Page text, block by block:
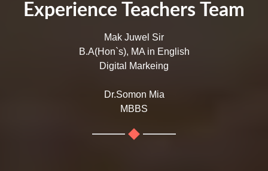
Experience Teachers Team
Mak Juwel Sir
B.A(Hon`s), MA in English
Digital Markeing
Dr.Somon Mia
MBBS